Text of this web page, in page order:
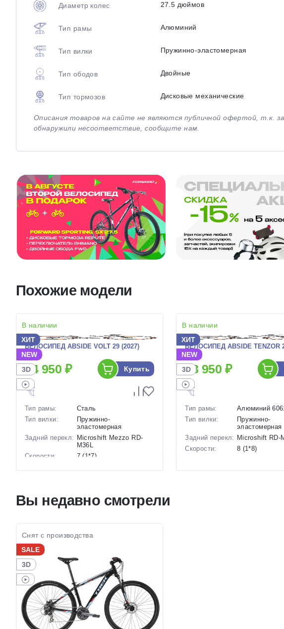
Диаметр колес 27.5 дюймов
Тип рамы Алюминий
Тип вилки Пружинно-эластомерная
Тип ободов Двойные
Тип тормозов Дисковые механические
Описания товаров на сайте не являются публичной офертой, т.к.
обнаружили несоответствие, сообщите нам.
Похожие модели
В наличии
ХИТ
NEW
3D
ВЕЛОСИПЕД ABSIDE VOLT 29 (2027)
24 950 ₽ Купить
Тип рамы:
Сталь
Тип вилки:
Пружинно-
эластомерная
Задний перекл: Microshift Mezzo RD-
M36L
Скорости:
7 (1*7)
колес:
Цвет-размер в
20 Черный, 18 Черный
В наличии
ХИТ
NEW
3D
ВЕЛОСИПЕД ABSIDE TENZOR
28 950 ₽
Тип рамы:
Алюминий
Тип вилки:
Пружинно-
эластомерная
Задний перекл: Microshift RD-
Скорости:
8 (1*8)
Вы недавно смотрели
Снят с производства
SALE
3D